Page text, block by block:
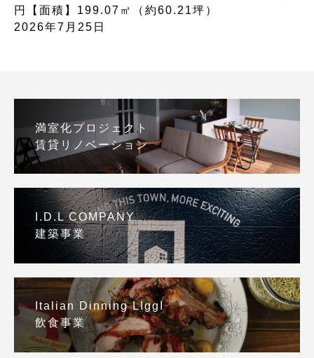
円【面積】199.07㎡（約60.21坪）
2026年7月25日
満室化プロジェクト
賃貸リノベーション
I.D.L COMPANY
建築事業
Italian Dinning LIggI
飲食事業